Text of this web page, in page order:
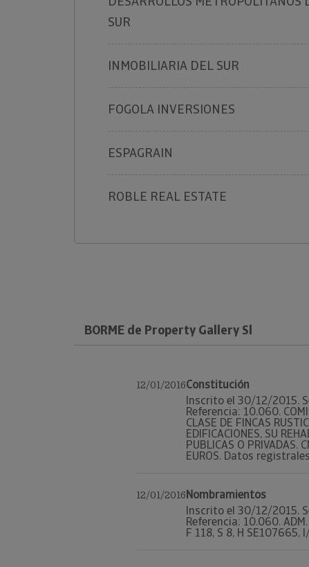
SUR
INMOBILIARIA DEL SUR
FOGOLA INVERSIONES
ESPAGRAIN
ROBLE REAL ESTATE
BORME de Property Gallery Sl
12/01/2016Constitución
Inscrito el 30/12/2015.
Referencia: 10.060.
CLASE DE FINCAS
EDIFICACIONES, SU
PUBLICAS O PRIVADAS.
EUROS. Datos
12/01/2016Nombramientos
Inscrito el 30/12/2015.
Referencia: 10.060. ADM.
F 118, S 8, H SE107665,